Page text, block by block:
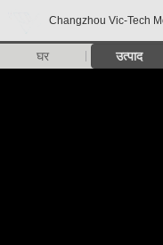
Changzhou Vic-Tech
घर उत्पाद